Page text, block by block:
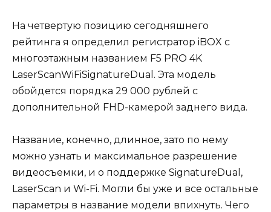
На четвертую позицию сегодняшнего
рейтинга я определил регистратор iBOX с
многоэтажным названием F5 PRO 4K
LaserScanWiFiSignatureDual. Эта модель
обойдется порядка 29 000 рублей с
дополнительной FHD-камерой заднего вида.
Название, конечно, длинное, зато по нему
можно узнать и максимальное разрешение
видеосъемки, и о поддержке SignatureDual,
LaserScan и Wi-Fi. Могли бы уже и все остальные
параметры в название модели впихнуть. Чего